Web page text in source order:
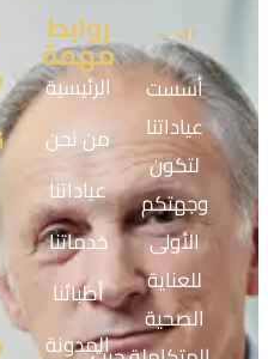
أسست
عياداتنا
لتكون
وجهتكم
الأولى
للعناية
الصحية
روابط
مهمة
الرئيسية
من نحن
عياداتنا
خدماتنا
أطبائنا
المدونة